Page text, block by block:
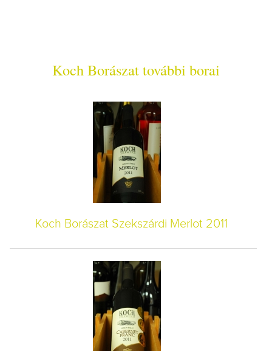
Koch Borászat további borai
Koch Borászat Szekszárdi Merlot 2011